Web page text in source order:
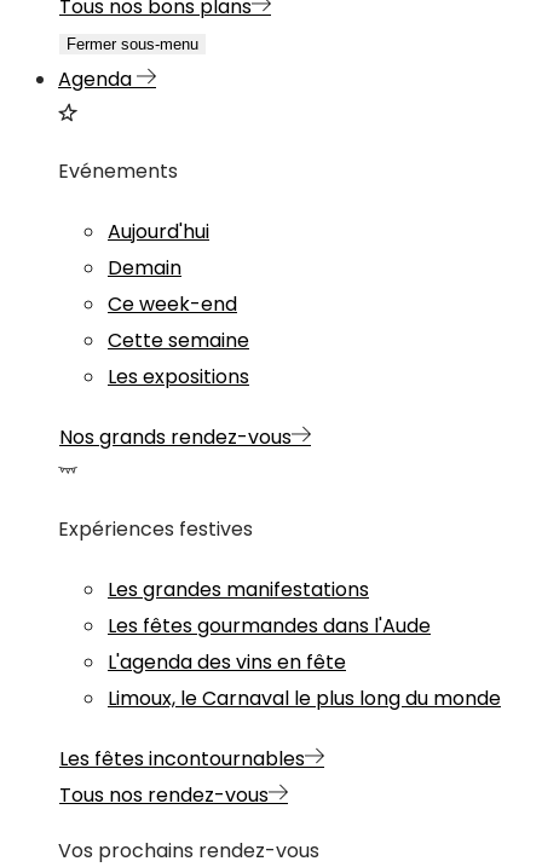
Tous nos bons plans
Fermer sous-menu
Agenda
Evénements
Aujourd'hui
Demain
Ce week-end
Cette semaine
Les expositions
Nos grands rendez-vous
Expériences festives
Les grandes manifestations
Les fêtes gourmandes dans l'Aude
L'agenda des vins en fête
Limoux, le Carnaval le plus long du monde
Les fêtes incontournables
Tous nos rendez-vous
Vos prochains rendez-vous